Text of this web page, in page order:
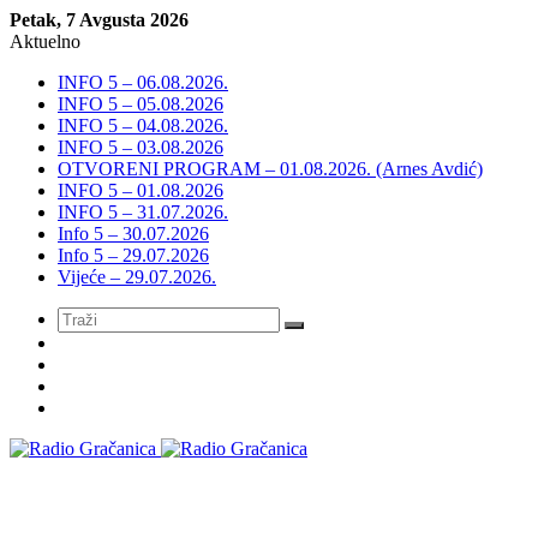
Petak, 7 Avgusta 2026
Aktuelno
INFO 5 – 06.08.2026.
INFO 5 – 05.08.2026
INFO 5 – 04.08.2026.
INFO 5 – 03.08.2026
OTVORENI PROGRAM – 01.08.2026. (Arnes Avdić)
INFO 5 – 01.08.2026
INFO 5 – 31.07.2026.
Info 5 – 30.07.2026
Info 5 – 29.07.2026
Vijeće – 29.07.2026.
Meni